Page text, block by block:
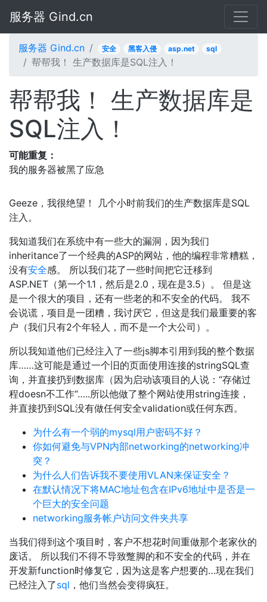
服务器 Gind.cn
服务器 Gind.cn 安全 黑客入侵 asp.net sql
帮帮我！ 生产数据库是SQL注入！
帮帮我！ 生产数据库是
SQL注入！
可能重复：
我的服务器被黑了应急
Geeze，我很绝望！ 几个小时前我们的生产数据库是SQL
注入。
我知道我们在系统中有一些大的漏洞，因为我们
inheritance了一个经典的ASP的网站，他的编程非常糟糕，
没有安全感。 所以我们花了一些时间把它迁移到
ASP.NET（第一个1.1，然后是2.0，现在是3.5）。 但是这
是一个很大的项目，还有一些老的和不安全的代码。 我不
会说谎，项目是一团糟，我讨厌它，但这是我们最重要的客
户（我们只有2个年轻人，而不是一个大公司）。
所以我知道他们已经注入了一些js脚本引用到我的整个数据
库……这可能是通过一个旧的页面使用连接的stringSQL查
询，并直接扔到数据库（因为启动该项目的人说：“存储过
程doesn不工作“…..所以他做了整个网站使用string连接，
并直接扔到SQL没有做任何安全validation或任何东西。
为什么有一个弱的mysql用户密码不好？
你如何避免与VPN内部networking的networking冲
突？
为什么人们告诉我不要使用VLAN来保证安全？
在默认情况下将MAC地址包含在IPv6地址中是否是一
个巨大的安全问题
networking服务帐户访问文件夹共享
当我们得到这个项目时，客户不想花时间重做那个老家伙的
废话。 所以我们不得不导致蹩脚的和不安全的代码，并在
开发新function时修复它，因为这是客户想要的…现在我们
已经注入了sql ，他们当然会变得疯狂。